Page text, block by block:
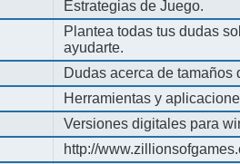
Estrategias de Juego.
Plantea todas tus dudas
ayudarte.
Dudas acerca de tamaños
Herramientas y
Versiones digitales para
http://